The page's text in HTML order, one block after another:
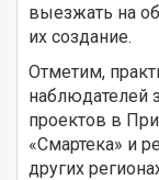
выезжать на
их создание.
Отметим,
наблюдателей
проектов в
«Смартека» и
других